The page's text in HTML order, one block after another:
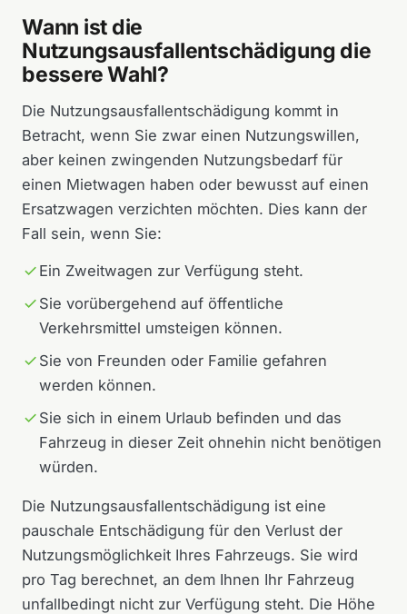
Wann ist die
Nutzungsausfallentschädigung die
bessere Wahl?
Die Nutzungsausfallentschädigung kommt in
Betracht, wenn Sie zwar einen Nutzungswillen,
aber keinen zwingenden Nutzungsbedarf für
einen Mietwagen haben oder bewusst auf einen
Ersatzwagen verzichten möchten. Dies kann der
Fall sein, wenn Sie:
Ein Zweitwagen zur Verfügung steht.
Sie vorübergehend auf öffentliche
Verkehrsmittel umsteigen können.
Sie von Freunden oder Familie gefahren
werden können.
Sie sich in einem Urlaub befinden und das
Fahrzeug in dieser Zeit ohnehin nicht benötigen
würden.
Die Nutzungsausfallentschädigung ist eine
pauschale Entschädigung für den Verlust der
Nutzungsmöglichkeit Ihres Fahrzeugs. Sie wird
pro Tag berechnet, an dem Ihnen Ihr Fahrzeug
unfallbedingt nicht zur Verfügung steht. Die Höhe